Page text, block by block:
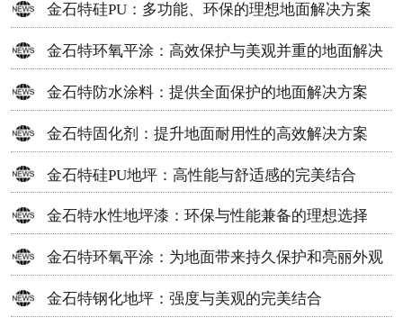
金石特硅PU：多功能、环保的理想地面解决方案
金石特环氧平涂：高效保护与美观并重的地面解决
方案
金石特防水涂料：提供全面保护的地面解决方案
金石特固化剂：提升地面耐用性的高效解决方案
金石特硅PU地坪：高性能与舒适感的完美结合
金石特水性地坪漆：环保与性能兼备的理想选择
金石特环氧平涂：为地面带来持久保护和亮丽外观
金石特钢化地坪：强度与美观的完美结合